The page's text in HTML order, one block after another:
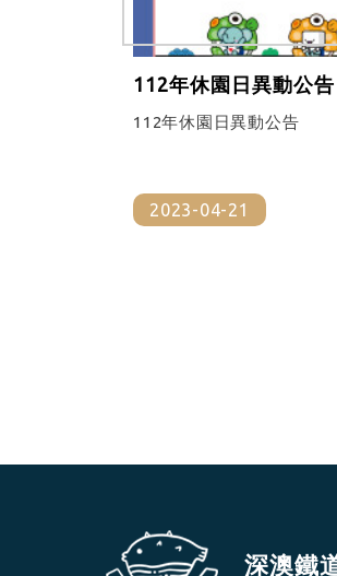
112年休園日異動公告
112年休園日異動公告
2023-04-21
深澳鐵